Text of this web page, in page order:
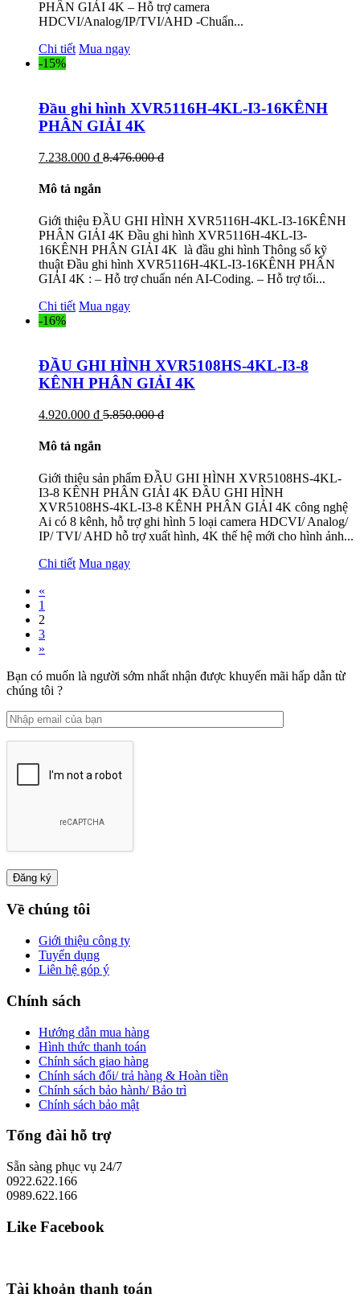
PHÂN GIẢI 4K – Hỗ trợ camera
HDCVI/Analog/IP/TVI/AHD -Chuẩn...
Chi tiết Mua ngay
-15%
Đầu ghi hình XVR5116H-4KL-I3-16KÊNH
PHÂN GIẢI 4K
7.238.000 đ 8.476.000 đ
Mô tả ngắn
Giới thiệu ĐẦU GHI HÌNH XVR5116H-4KL-I3-16KÊNH
PHÂN GIẢI 4K Đầu ghi hình XVR5116H-4KL-I3-
16KÊNH PHÂN GIẢI 4K là đầu ghi hình Thông số kỹ
thuật Đầu ghi hình XVR5116H-4KL-I3-16KÊNH PHÂN
GIẢI 4K : – Hỗ trợ chuẩn nén AI-Coding. – Hỗ trợ tối...
Chi tiết Mua ngay
-16%
ĐẦU GHI HÌNH XVR5108HS-4KL-I3-8
KÊNH PHÂN GIẢI 4K
4.920.000 đ 5.850.000 đ
Mô tả ngắn
Giới thiệu sản phẩm ĐẦU GHI HÌNH XVR5108HS-4KL-
I3-8 KÊNH PHÂN GIẢI 4K ĐẦU GHI HÌNH
XVR5108HS-4KL-I3-8 KÊNH PHÂN GIẢI 4K công nghệ
Ai có 8 kênh, hỗ trợ ghi hình 5 loại camera HDCVI/ Analog/
IP/ TVI/ AHD hỗ trợ xuất hình, 4K thế hệ mới cho hình ảnh...
Chi tiết Mua ngay
«
1
2
3
»
Bạn có muốn là người sớm nhất nhận được khuyến mãi hấp dẫn từ
chúng tôi ?
Về chúng tôi
Giới thiệu công ty
Tuyển dụng
Liên hệ góp ý
Chính sách
Hướng dẫn mua hàng
Hình thức thanh toán
Chính sách giao hàng
Chính sách đổi/ trả hàng & Hoàn tiền
Chính sách bảo hành/ Bảo trì
Chính sách bảo mật
Tổng đài hỗ trợ
Sẵn sàng phục vụ 24/7
0922.622.166
0989.622.166
Like Facebook
Tài khoản thanh toán